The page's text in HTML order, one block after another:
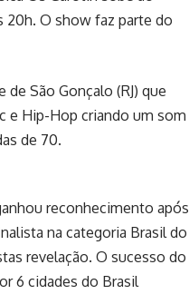
20h. O show faz parte do
São Gonçalo (RJ) que
e Hip-Hop criando um som
de 70.
reconhecimento após
na categoria Brasil do
revelação. O sucesso do
6 cidades do Brasil